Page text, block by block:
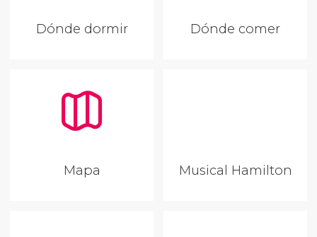
Dónde dormir Dónde comer
Mapa Musical Hamilton